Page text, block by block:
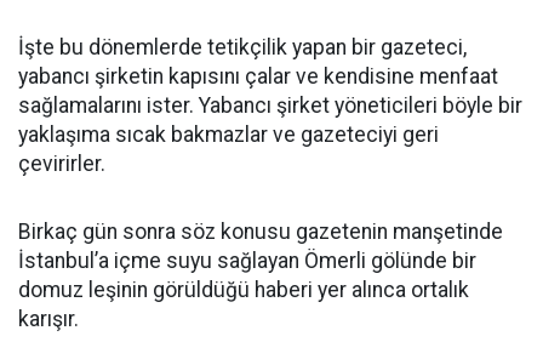
İşte bu dönemlerde tetikçilik yapan bir gazeteci,
yabancı şirketin kapısını çalar ve kendisine menfaat
sağlamalarını ister. Yabancı şirket yöneticileri böyle bir
yaklaşıma sıcak bakmazlar ve gazeteciyi geri
çevirirler.
Birkaç gün sonra söz konusu gazetenin manşetinde
İstanbul’a içme suyu sağlayan Ömerli gölünde bir
domuz leşinin görüldüğü haberi yer alınca ortalık
karışır.